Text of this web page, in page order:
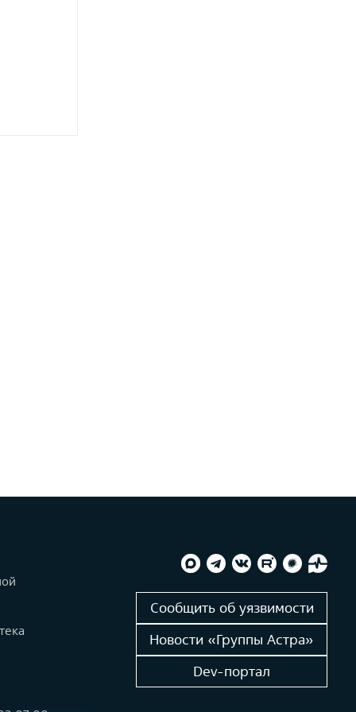
Сообщить об уязвимости
Новости «Группы Астра»
Dev-портал